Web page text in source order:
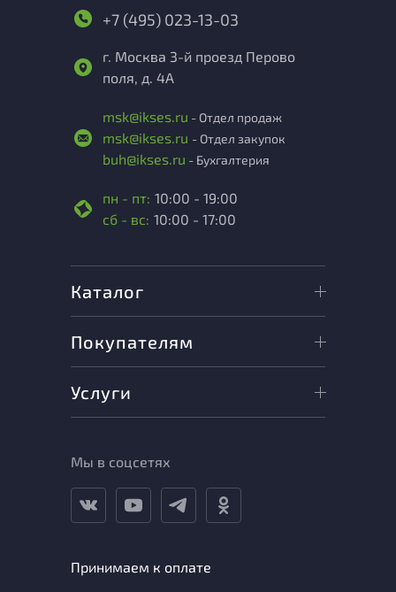
+7 (495) 023-13-03
г. Москва 3-й проезд Перово
поля, д. 4А
msk@ikses.ru - Отдел продаж
msk@ikses.ru - Отдел закупок
buh@ikses.ru - Бухгалтерия
пн - пт: 10:00 - 19:00
сб - вс: 10:00 - 17:00
Каталог
Покупателям
Услуги
Мы в соцсетях
Принимаем к оплате